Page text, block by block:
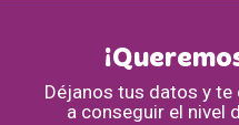
Déjanos tus datos y
a conseguir el nivel